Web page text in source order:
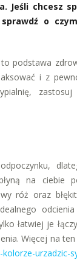
Jeśli chcesz
o
podstawa
i z
na ciebie
róż oraz
łatwiej je
Więcej na
urzadzic-